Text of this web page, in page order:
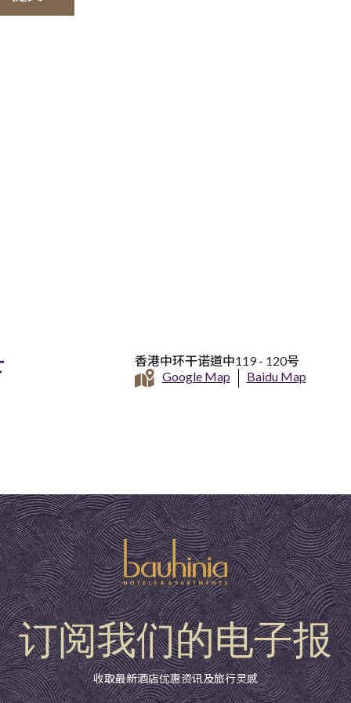
香港中环干诺道中119 - 120号
Google Map
Baidu Map
订阅我们的电子报
收取最新酒店优惠资讯及旅行灵感